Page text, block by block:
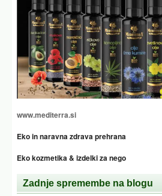
www.mediterra.si
Eko in naravna zdrava prehrana
Eko kozmetika & izdelki za nego
Zadnje spremembe na blogu